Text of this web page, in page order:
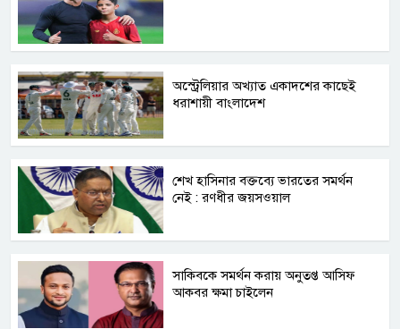
অস্ট্রেলিয়ার অখ্যাত একাদশের কাছেই
ধরাশায়ী বাংলাদেশ
শেখ হাসিনার বক্তব্যে ভারতের সমর্থন
নেই : রণধীর জয়সওয়াল
সাকিবকে সমর্থন করায় অনুতপ্ত আসিফ
আকবর ক্ষমা চাইলেন